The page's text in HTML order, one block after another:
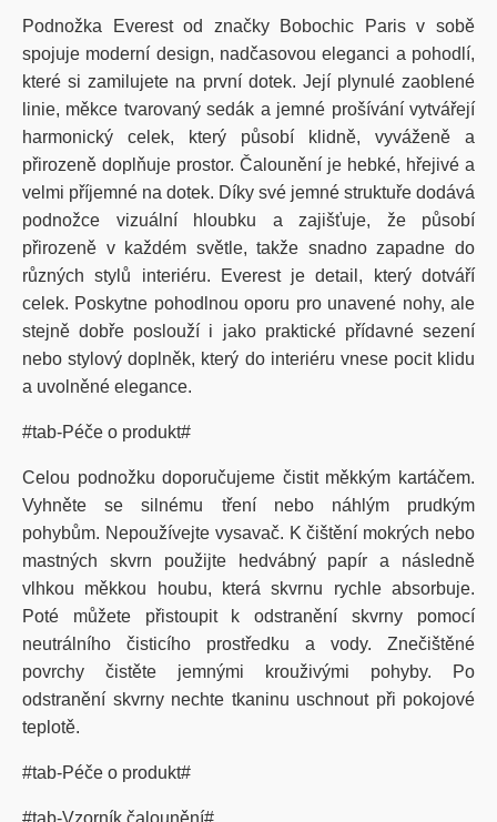
Podnožka Everest od značky Bobochic Paris v sobě
spojuje moderní design, nadčasovou eleganci a pohodlí,
které si zamilujete na první dotek. Její plynulé zaoblené
linie, měkce tvarovaný sedák a jemné prošívání vytvářejí
harmonický celek, který působí klidně, vyváženě a
přirozeně doplňuje prostor. Čalounění je hebké, hřejivé a
velmi příjemné na dotek. Díky své jemné struktuře dodává
podnožce vizuální hloubku a zajišťuje, že působí
přirozeně v každém světle, takže snadno zapadne do
různých stylů interiéru. Everest je detail, který dotváří
celek. Poskytne pohodlnou oporu pro unavené nohy, ale
stejně dobře poslouží i jako praktické přídavné sezení
nebo stylový doplněk, který do interiéru vnese pocit klidu
a uvolněné elegance.
#tab-Péče o produkt#
Celou podnožku doporučujeme čistit měkkým kartáčem.
Vyhněte se silnému tření nebo náhlým prudkým
pohybům. Nepoužívejte vysavač. K čištění mokrých nebo
mastných skvrn použijte hedvábný papír a následně
vlhkou měkkou houbu, která skvrnu rychle absorbuje.
Poté můžete přistoupit k odstranění skvrny pomocí
neutrálního čisticího prostředku a vody. Znečištěné
povrchy čistěte jemnými krouživými pohyby. Po
odstranění skvrny nechte tkaninu uschnout při pokojové
teplotě.
#tab-Péče o produkt#